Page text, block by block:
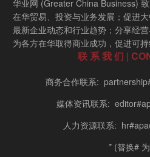
华业网 (Greater China Business)
在华贸易、投资与业务发展；促进
最新企业动态和行业趋势；分享经
为各方在华取得商业成功，促进可
联 系 我 们 |
商务合作联系:
媒体资讯联系:
人力资源联系:
* (替换#